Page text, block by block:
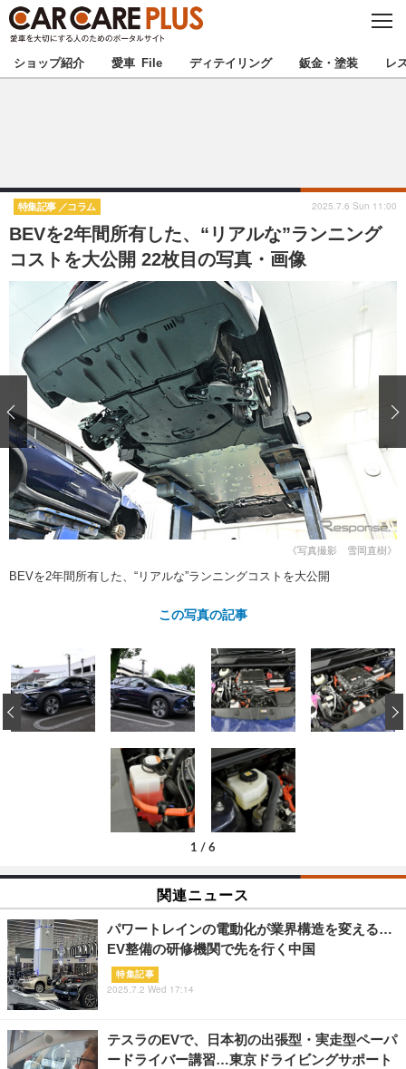
C
S
E
★カーケアプラス認定★ 厳選プロショップを地域から探す
甲信越 北陸
東海 関西
中国 四国
九州 沖縄
注目の記事
ショップレポート 愛車 File
自動車豆知識 ストップ！不具合修理＆粗悪修理
鈑金・塗装
ディテイリング
ディテイリング 洗車
ヘッドライト磨き コーティング
フィルム・ラッピング
鈑金・塗装
小キズ直し 防錆
特集記事
ストップ 不具合修理＆粗悪修理
カーメーカー「旧車」関連プロジェ
クト
コラム
ショップ紹介
ショップ紹介 愛車 File ディテイリング 鈑金・塗装 レ
BEVを2年間所有した、“リアルな”ランニング
コストを大公開 22枚目の写真・画像
特集記事 コラム 2025.7.6 Sun 11:00
《写真撮影 雪岡直樹》
BEVを2年間所有した、“リアルな”ランニングコストを大公開
この写真の記事
1 / 6
‹
関連ニュース
パワートレインの電動化が業界構造を変える…
EV整備の研修機関で先を行く中国
特集記事
2025.7.2 Wed 17:14
テスラのEVで、日本初の出張型・実走型ペーパ
ードライバー講習…東京ドライビングサポート